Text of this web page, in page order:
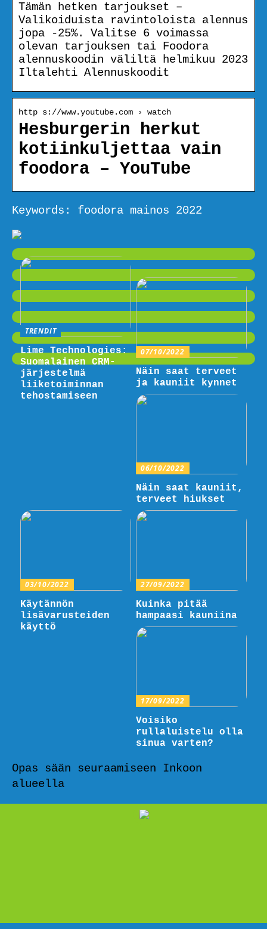
Tämän hetken tarjoukset –
Valikoiduista ravintoloista alennus
jopa -25%. Valitse 6 voimassa
olevan tarjouksen tai Foodora
alennuskoodin väliltä helmikuu 2023
Iltalehti Alennuskoodit
http s://www.youtube.com › watch
Hesburgerin herkut
kotiinkuljettaa vain
foodora – YouTube
Keywords: foodora mainos 2022
TRENDIT
Lime Technologies:
Suomalainen CRM-
järjestelmä
liiketoiminnan
tehostamiseen
07/10/2022
Näin saat terveet
ja kauniit kynnet
06/10/2022
Näin saat kauniit,
terveet hiukset
03/10/2022
Käytännön
lisävarusteiden
käyttö
27/09/2022
Kuinka pitää
hampaasi kauniina
17/09/2022
Voisiko
rullaluistelu olla
sinua varten?
Opas sään seuraamiseen Inkoon
alueella